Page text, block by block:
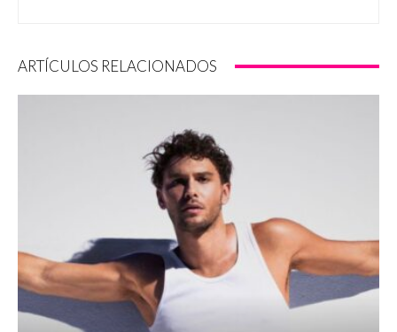
ARTÍCULOS RELACIONADOS